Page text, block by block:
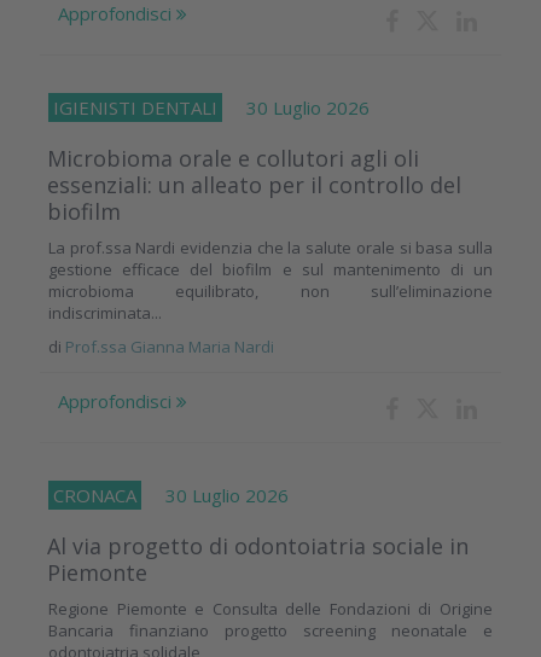
Approfondisci
IGIENISTI DENTALI 30 Luglio 2026
Microbioma orale e collutori agli oli
essenziali: un alleato per il controllo del
biofilm
La prof.ssa Nardi evidenzia che la salute orale si basa sulla
gestione efficace del biofilm e sul mantenimento di un
microbioma equilibrato, non sull’eliminazione
indiscriminata...
di Prof.ssa Gianna Maria Nardi
Approfondisci
CRONACA 30 Luglio 2026
Al via progetto di odontoiatria sociale in
Piemonte
Regione Piemonte e Consulta delle Fondazioni di Origine
Bancaria finanziano progetto screening neonatale e